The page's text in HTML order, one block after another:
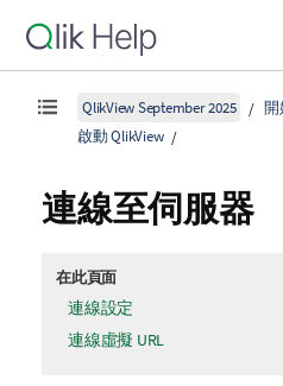
QlikView September 2025
開
啟動 QlikView
連線至伺服器
在此頁面
連線設定
連線虛擬 URL